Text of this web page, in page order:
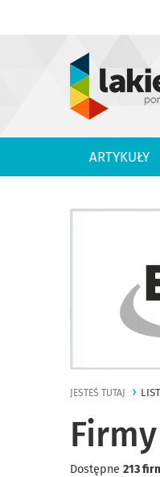
ARTYKUŁY
JESTEŚ TUTAJ
Firmy
Dostępne 213